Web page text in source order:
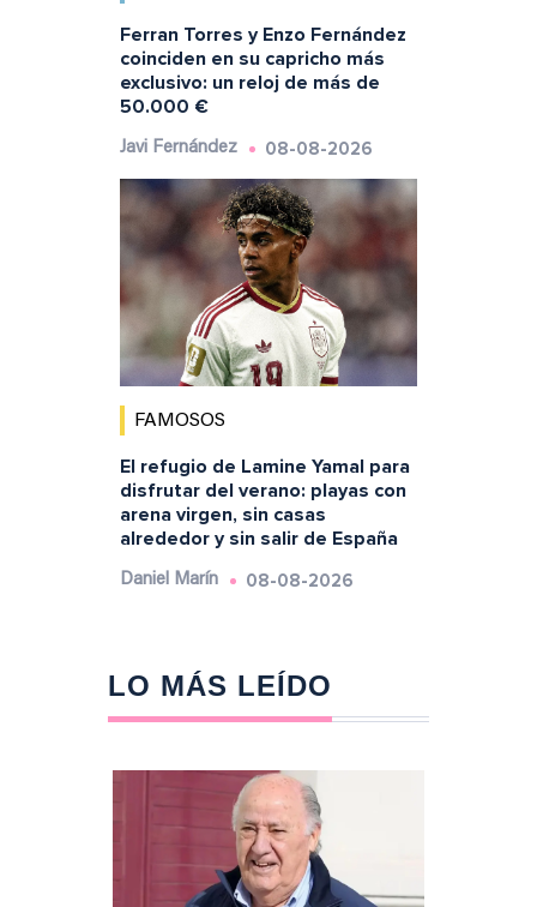
Ferran Torres y Enzo Fernández
coinciden en su capricho más
exclusivo: un reloj de más de
50.000 €
Javi Fernández 08-08-2026
FAMOSOS
El refugio de Lamine Yamal para
disfrutar del verano: playas con
arena virgen, sin casas
alrededor y sin salir de España
Daniel Marín 08-08-2026
LO MÁS LEÍDO